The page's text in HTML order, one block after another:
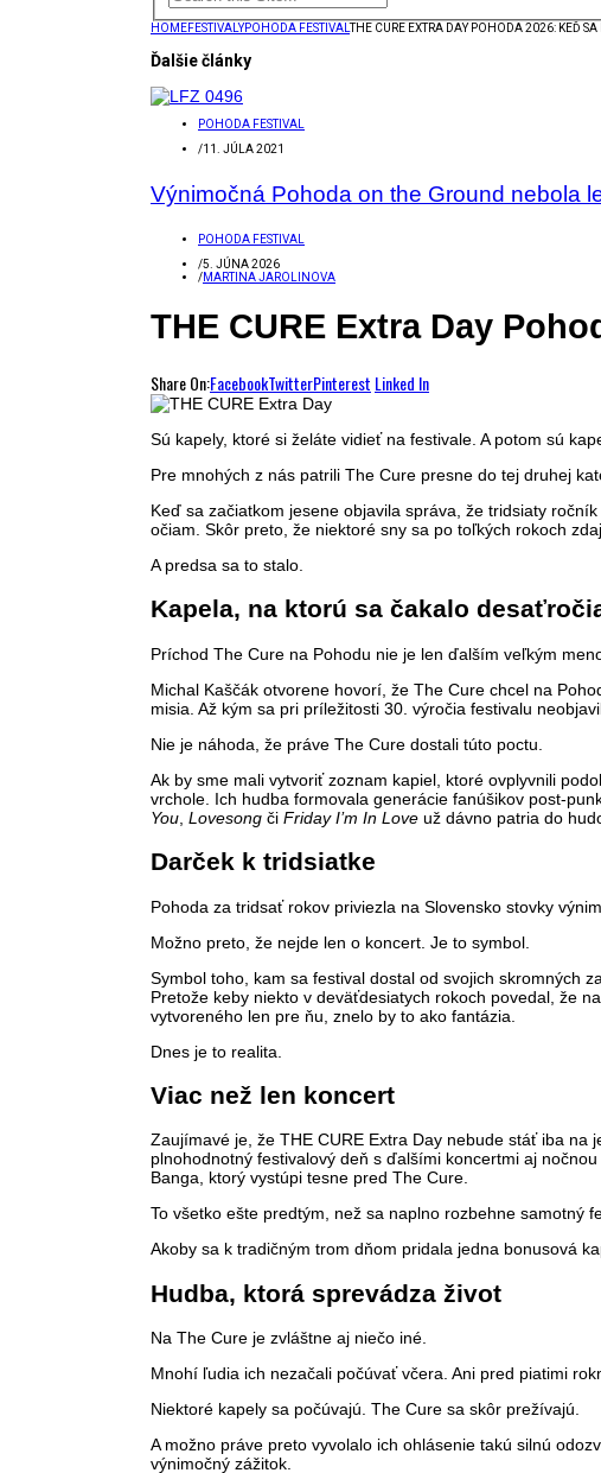
HOMEFESTIVALYPOHODA FESTIVALTHE CURE EXTRA DAY POHODA 2026: KEĎ
Ďalšie články
POHODA FESTIVAL
/11. JÚLA 2021
Výnimočná Pohoda on the Ground nebola
POHODA FESTIVAL
/5. JÚNA 2026
/MARTINA JAROLINOVA
THE CURE Extra Day
Share On:FacebookTwitterPinterest Linked In
Sú kapely, ktoré si želáte vidieť na festivale. A potom sú
Pre mnohých z nás patrili The Cure presne do tej druhej
Keď sa začiatkom jesene objavila správa, že tridsiaty
očiam. Skôr preto, že niektoré sny sa po toľkých rokoch
A predsa sa to stalo.
Kapela, na ktorú sa čakalo
Príchod The Cure na Pohodu nie je len ďalším veľkým
Michal Kaščák otvorene hovorí, že The Cure chcel na
misia. Až kým sa pri príležitosti 30. výročia festivalu
Nie je náhoda, že práve The Cure dostali túto poctu.
Ak by sme mali vytvoriť zoznam kapiel, ktoré ovplyvnili
vrchole. Ich hudba formovala generácie fanúšikov post-
You Lovesong či Friday I’m In Love už dávno patria do
Darček k tridsiatke
Pohoda za tridsať rokov priviezla na Slovensko stovky
Možno preto, že nejde len o koncert. Je to symbol.
Symbol toho, kam sa festival dostal od svojich skromných
Pretože keby niekto v deväťdesiatych rokoch povedal, že
vytvoreného len pre ňu, znelo by to ako fantázia.
Dnes je to realita.
Viac než len koncert
Zaujímavé je, že THE CURE Extra Day nebude stáť iba
plnohodnotný festivalový deň s ďalšími koncertmi aj
Banga, ktorý vystúpi tesne pred The Cure.
To všetko ešte predtým, než sa naplno rozbehne samotný
Akoby sa k tradičným trom dňom pridala jedna bonusová
Hudba, ktorá sprevádza život
Na The Cure je zvláštne aj niečo iné.
Mnohí ľudia ich nezačali počúvať včera. Ani pred piatimi
Niektoré kapely sa počúvajú. The Cure sa skôr prežívajú.
A možno práve preto vyvolalo ich ohlásenie takú silnú
výnimočný zážitok.